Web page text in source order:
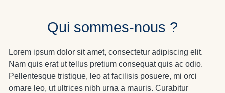
Qui sommes-nous ?
Lorem ipsum dolor sit amet, consectetur adipiscing elit.
Nam quis erat ut tellus pretium consequat quis ac odio.
Pellentesque tristique, leo at facilisis posuere, mi orci
ornare leo, ut ultrices nibh urna a mauris. Curabitur